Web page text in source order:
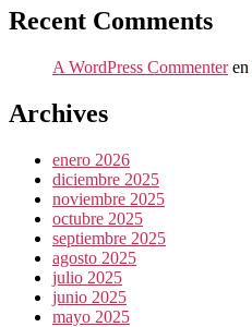
Recent Comments
A WordPress Commenteren
Archives
enero 2026
diciembre 2025
noviembre 2025
octubre 2025
septiembre 2025
agosto 2025
julio 2025
junio 2025
mayo 2025